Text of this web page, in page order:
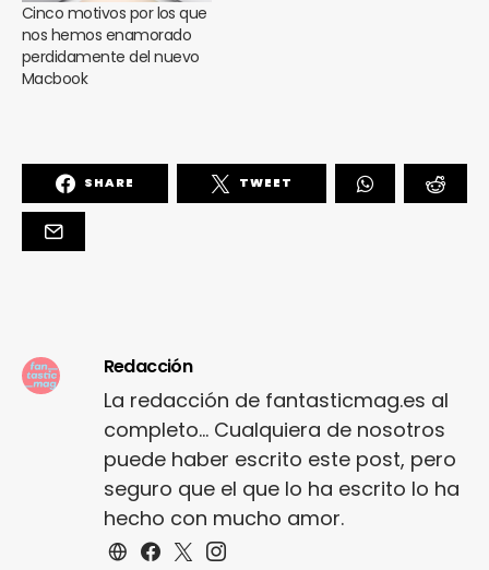
Cinco motivos por los que
nos hemos enamorado
perdidamente del nuevo
Macbook
SHARE TWEET
Redacción
La redacción de fantasticmag.es al
completo... Cualquiera de nosotros
puede haber escrito este post, pero
seguro que el que lo ha escrito lo ha
hecho con mucho amor.